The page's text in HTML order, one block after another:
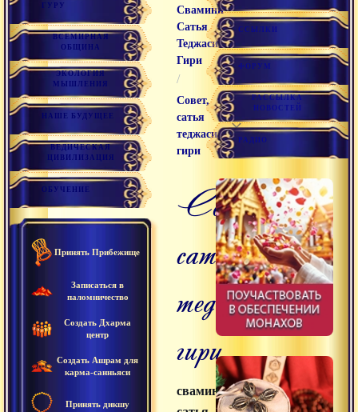
ГУРУ
ВСЕМИРНАЯ
ОБЩИНА
ЭКОЛОГИЯ
МЫШЛЕНИЯ
НАШЕ БУДУЩЕЕ
ВЕДИЧЕСКАЯ
ЦИВИЛИЗАЦИЯ
ОБУЧЕНИЕ
Принять Прибежище
Записаться в
паломничество
Создать Дхарма
центр
Создать Ашрам для
карма-санньяси
Принять дикшу
Свамини
Сатья
Теджаси
Гири
/
Совет,
сатья
теджаси
гири
совет,
сатья
теджаси
гири
свамини
ССЫЛКИ
ФОРУМ
РАССЫЛКА
НОВОСТЕЙ
РАДИО